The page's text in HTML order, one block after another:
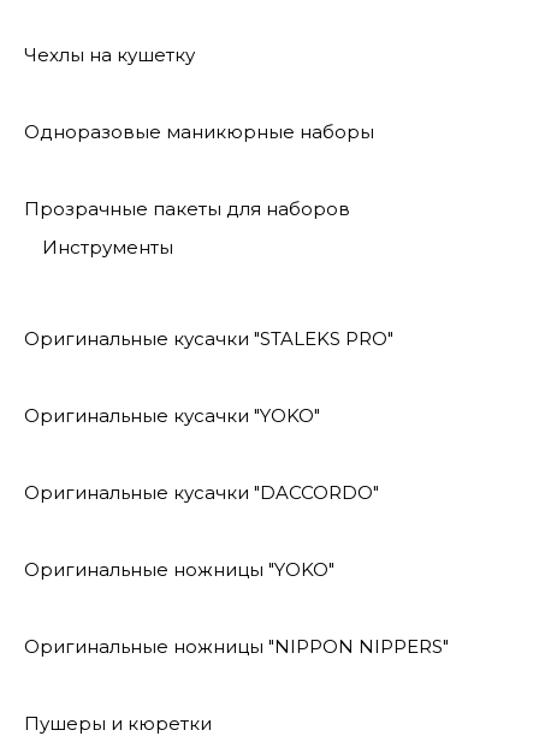
Чехлы на кушетку
Одноразовые маникюрные наборы
Прозрачные пакеты для наборов
Инструменты
Оригинальные кусачки "STALEKS PRO"
Оригинальные кусачки "YOKO"
Оригинальные кусачки "DACCORDO"
Оригинальные ножницы "YOKO"
Оригинальные ножницы "NIPPON NIPPERS"
Пушеры и кюретки